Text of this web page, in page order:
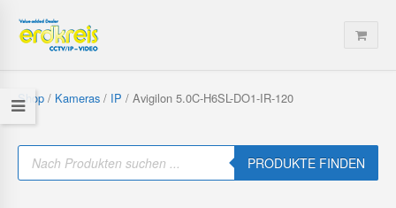
Shop / Kameras / IP / Avigilon 5.0C-H6SL-DO1-IR-120
P
o
PRODUKTE FINDEN